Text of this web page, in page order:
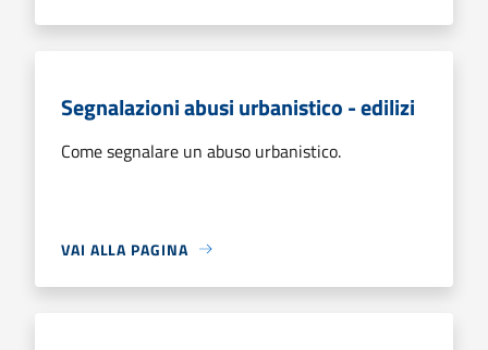
Segnalazioni abusi urbanistico - edilizi
Come segnalare un abuso urbanistico.
VAI ALLA PAGINA